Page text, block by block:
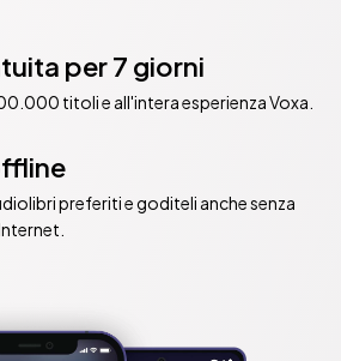
per 7 giorni
titoli e all'intera esperienza Voxa.
preferiti e goditeli anche senza